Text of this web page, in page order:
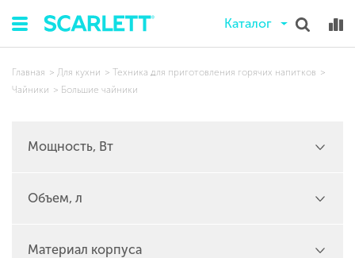
Каталог
Главная Для кухни
Техника для приготовления горячих напитков
Чайники
Большие чайники
Мощность, Вт
Объем, л
Материал корпуса